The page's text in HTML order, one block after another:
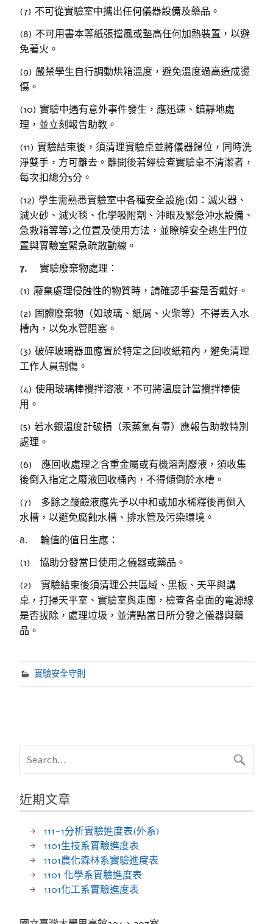
(7) 不可從實驗室中攜出任何儀器設備及藥品。
(8) 不可用書本等紙張擋風或墊高任何加熱裝置，以避
免著火。
(9) 嚴禁學生自行調動烘箱溫度，避免溫度過高造成燙
傷。
(10) 實驗中遇有意外事件發生，應迅速、鎮靜地處
理，並立刻報告助教。
(11) 實驗結束後，須清理實驗桌並將儀器歸位，同時洗
淨雙手，方可離去。離開後若經檢查實驗桌不清潔者，
每次扣總分5分。
(12) 學生需熟悉實驗室中各種安全設施(如：滅火器、
滅火砂、滅火毯、化學吸附劑、沖眼及緊急沖水設備、
急救箱等等)之位置及使用方法，並瞭解安全逃生門位
置與實驗室緊急疏散動線。
7. 實驗廢棄物處理：
(1) 廢棄處理侵蝕性的物質時，請確認手套是否戴好。
(2) 固體廢棄物（如玻璃、紙屑、火柴等）不得丟入水
槽內，以免水管阻塞。
(3) 破碎玻璃器皿應置於特定之回收紙箱內，避免清理
工作人員割傷。
(4) 使用玻璃棒攪拌溶液，不可將溫度計當攪拌棒使
用。
(5) 若水銀溫度計破損（汞蒸氣有毒）應報告助教特別
處理。
(6) 應回收處理之含重金屬或有機溶劑廢液，須收集
後倒入指定之廢液回收桶內，不得傾倒於水槽。
(7) 多餘之酸鹼液應先予以中和或加水稀釋後再倒入
水槽，以避免腐蝕水槽、排水管及污染環境。
8. 輪值的值日生應：
(1) 協助分發當日使用之儀器或藥品。
(2) 實驗結束後須清理公共區域、黑板、天平與講
桌，打掃天平室、實驗室與走廊，檢查各桌面的電源線
是否拔除，處理垃圾，並清點當日所分發之儀器與藥
品。
實驗安全守則
近期文章
111-1分析實驗進度表(外系)
1101生技系實驗進度表
1101農化森林系實驗進度表
1101 化學系實驗進度表
1101化工系實驗進度表